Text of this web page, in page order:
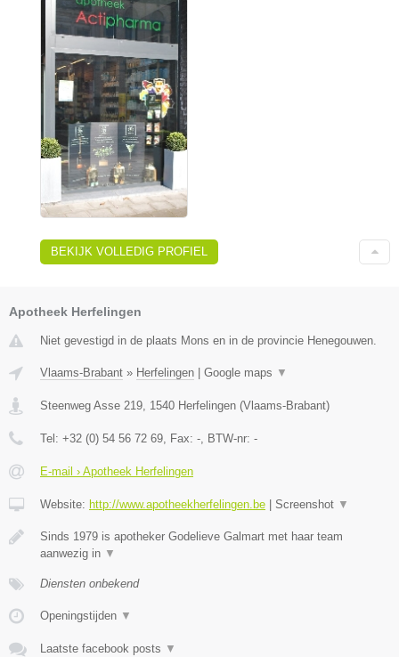
BEKIJK VOLLEDIG PROFIEL
Apotheek Herfelingen
Niet gevestigd in de plaats Mons en in de provincie Henegouwen.
Vlaams-Brabant » Herfelingen Google maps ▼
Steenweg Asse 219 1540 Herfelingen (Vlaams-Brabant)
Tel: +32 (0) 54 56 72 69 , Fax: - , BTW-nr: -
E-mail › Apotheek Herfelingen
Website: http://www.apotheekherfelingen.be Screenshot ▼
Sinds 1979 is apotheker Godelieve Galmart met haar team
aanwezig in ▼
Diensten onbekend
Openingstijden ▼
Laatste facebook posts ▼